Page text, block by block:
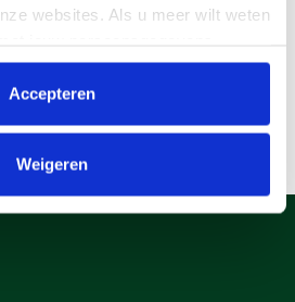
websites. Als u meer wilt weten
. U kunt de cookie
aanpassen via de link onderaan
Accepteren
Weigeren